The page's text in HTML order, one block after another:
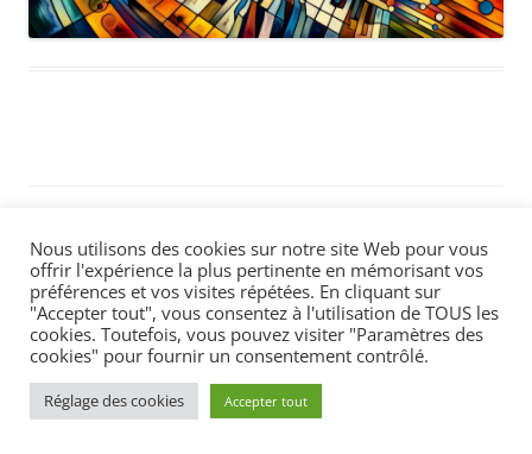
Nous utilisons des cookies sur notre site Web pour vous
offrir l'expérience la plus pertinente en mémorisant vos
préférences et vos visites répétées. En cliquant sur
"Accepter tout", vous consentez à l'utilisation de TOUS les
cookies. Toutefois, vous pouvez visiter "Paramètres des
cookies" pour fournir un consentement contrôlé.
Réglage des cookies Accepter tout